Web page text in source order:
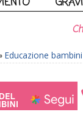
Educazione